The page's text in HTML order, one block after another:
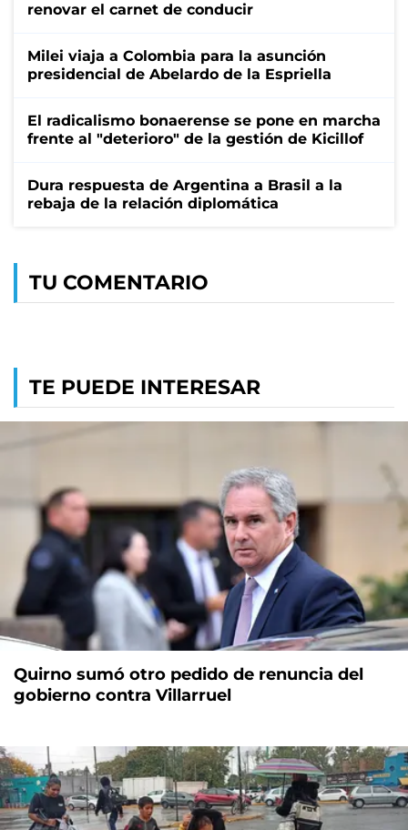
renovar el carnet de conducir
Milei viaja a Colombia para la asunción
presidencial de Abelardo de la Espriella
El radicalismo bonaerense se pone en marcha
frente al "deterioro" de la gestión de Kicillof
Dura respuesta de Argentina a Brasil a la
rebaja de la relación diplomática
TU COMENTARIO
TE PUEDE INTERESAR
Quirno sumó otro pedido de renuncia del
gobierno contra Villarruel